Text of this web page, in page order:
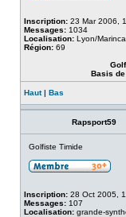
Inscription: 23 Mar 2006,
Messages: 1034
Localisation: Lyon/Marinca
Région: 69
Basis
Haut| Bas
Rapsport59
Golfiste Timide
Inscription: 28 Oct 2005,
Messages: 107
Localisation: grande-